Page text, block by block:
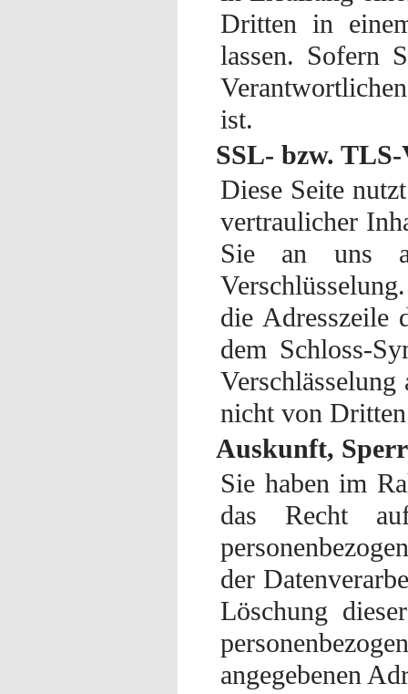
Dritten in
lassen. Sofern
ist.
SSL- bzw.
Diese Seite
vertraulicher
Sie an uns
die Adresszeile
dem Schloss-
nicht von
Auskunft,
Sie haben im
das Recht
der
Löschung
angegebenen